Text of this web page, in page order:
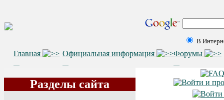
В
Главная Официальная информация Форумы
Разделы сайта